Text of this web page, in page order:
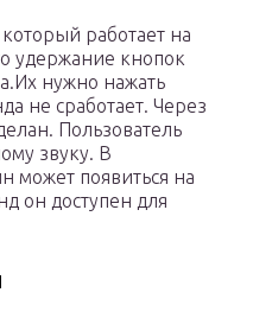
работает на
удержание кнопок
нужно нажать
не сработает. Через
Пользователь
звуку. В
может появиться на
он доступен для